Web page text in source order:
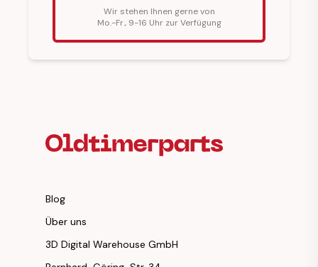
Wir stehen Ihnen gerne von
Mo.-Fr., 9-16 Uhr zur Verfügung
Blog
Über uns
3D Digital Warehouse GmbH